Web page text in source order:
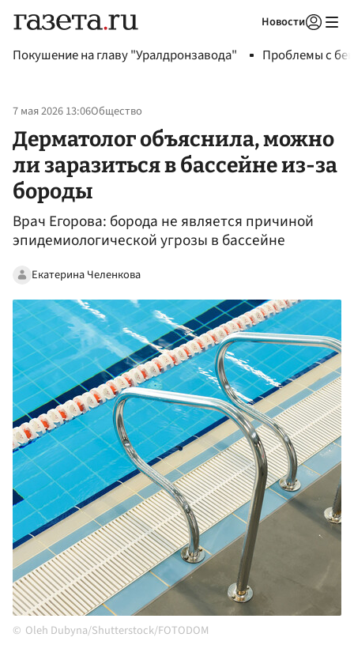
Новости
Покушение на главу "Уралдронзавода" Проблемы с
7 мая 2026 13:06Общество
Дерматолог объяснила, можно
ли заразиться в бассейне из-за
бороды
Врач Егорова: борода не является причиной
эпидемиологической угрозы в бассейне
Екатерина Челенкова
Oleh Dubyna/Shutterstock/FOTODOM